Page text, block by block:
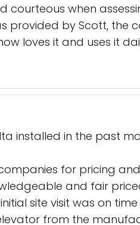
courteous when
provided by Scott, the
loves it and uses it
installed in the past
for pricing
and fair
site visit was on
from the